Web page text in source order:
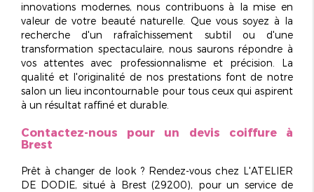
innovations modernes, nous contribuons à la mise en
valeur de votre beauté naturelle. Que vous soyez à la
recherche d'un rafraîchissement subtil ou d'une
transformation spectaculaire, nous saurons répondre à
vos attentes avec professionnalisme et précision. La
qualité et l'originalité de nos prestations font de notre
salon un lieu incontournable pour tous ceux qui aspirent
à un résultat raffiné et durable.
Contactez-nous pour un devis coiffure à
Brest
Prêt à changer de look ? Rendez-vous chez L'ATELIER
DE DODIE, situé à Brest (29200), pour un service de